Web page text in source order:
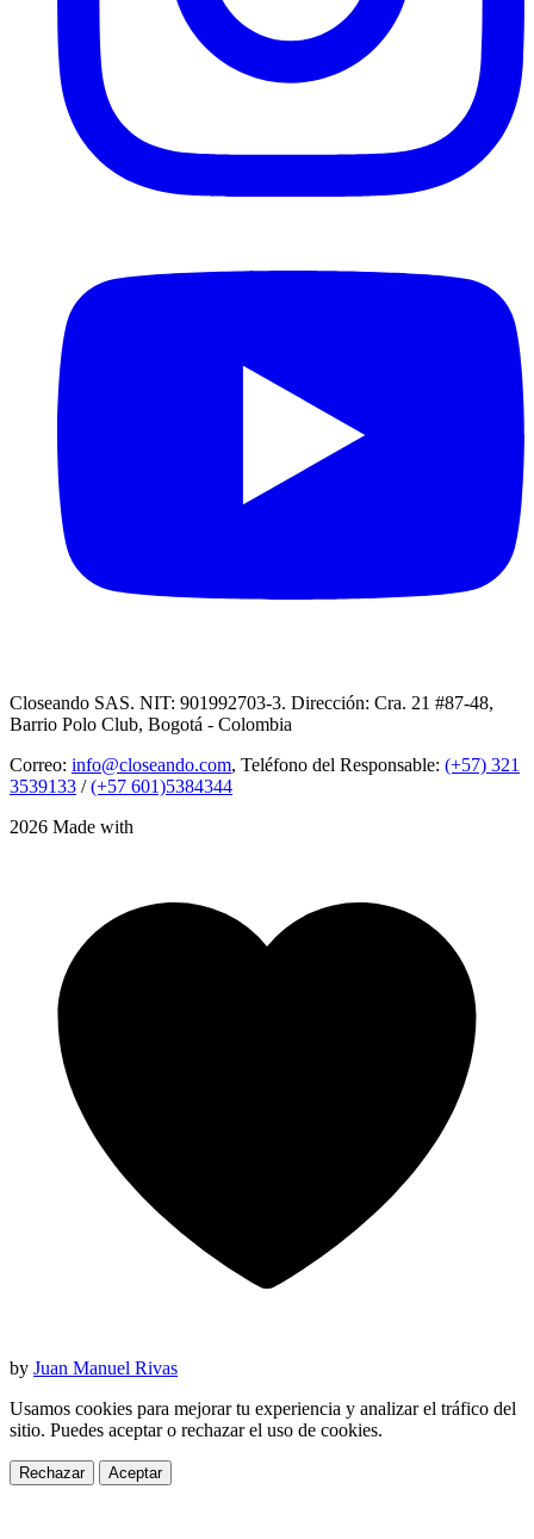
Closeando SAS. NIT: 901992703-3. Dirección: Cra. 21 #87-48,
Barrio Polo Club, Bogotá - Colombia
Correo: info@closeando.com, Teléfono del Responsable: (+57) 321
3539133 /(+57 601)5384344
2026 Made with
by Juan Manuel Rivas
Usamos cookies para mejorar tu experiencia y analizar el tráfico del
sitio. Puedes aceptar o rechazar el uso de cookies.
Rechazar Aceptar